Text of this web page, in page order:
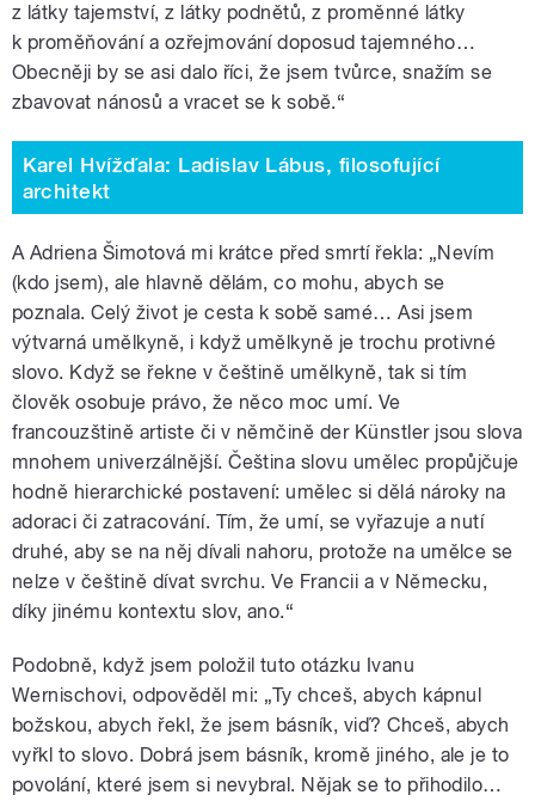
z látky tajemství, z látky podnětů, z proměnné látky
k proměňování a ozřejmování doposud tajemného…
Obecněji by se asi dalo říci, že jsem tvůrce, snažím se
zbavovat nánosů a vracet se k sobě.“
Karel Hvížďala: Ladislav Lábus, filosofující
architekt
A Adriena Šimotová mi krátce před smrtí řekla: „Nevím
(kdo jsem), ale hlavně dělám, co mohu, abych se
poznala. Celý život je cesta k sobě samé… Asi jsem
výtvarná umělkyně, i když umělkyně je trochu protivné
slovo. Když se řekne v češtině umělkyně, tak si tím
člověk osobuje právo, že něco moc umí. Ve
francouzštině artiste či v němčině der Künstler jsou slova
mnohem univerzálnější. Čeština slovu umělec propůjčuje
hodně hierarchické postavení: umělec si dělá nároky na
adoraci či zatracování. Tím, že umí, se vyřazuje a nutí
druhé, aby se na něj dívali nahoru, protože na umělce se
nelze v češtině dívat svrchu. Ve Francii a v Německu,
díky jinému kontextu slov, ano.“
Podobně, když jsem položil tuto otázku Ivanu
Wernischovi, odpověděl mi: „Ty chceš, abych kápnul
božskou, abych řekl, že jsem básník, viď? Chceš, abych
vyřkl to slovo. Dobrá jsem básník, kromě jiného, ale je to
povolání, které jsem si nevybral. Nějak se to přihodilo…